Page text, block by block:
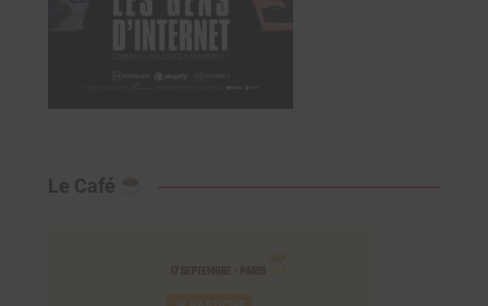
Le Café